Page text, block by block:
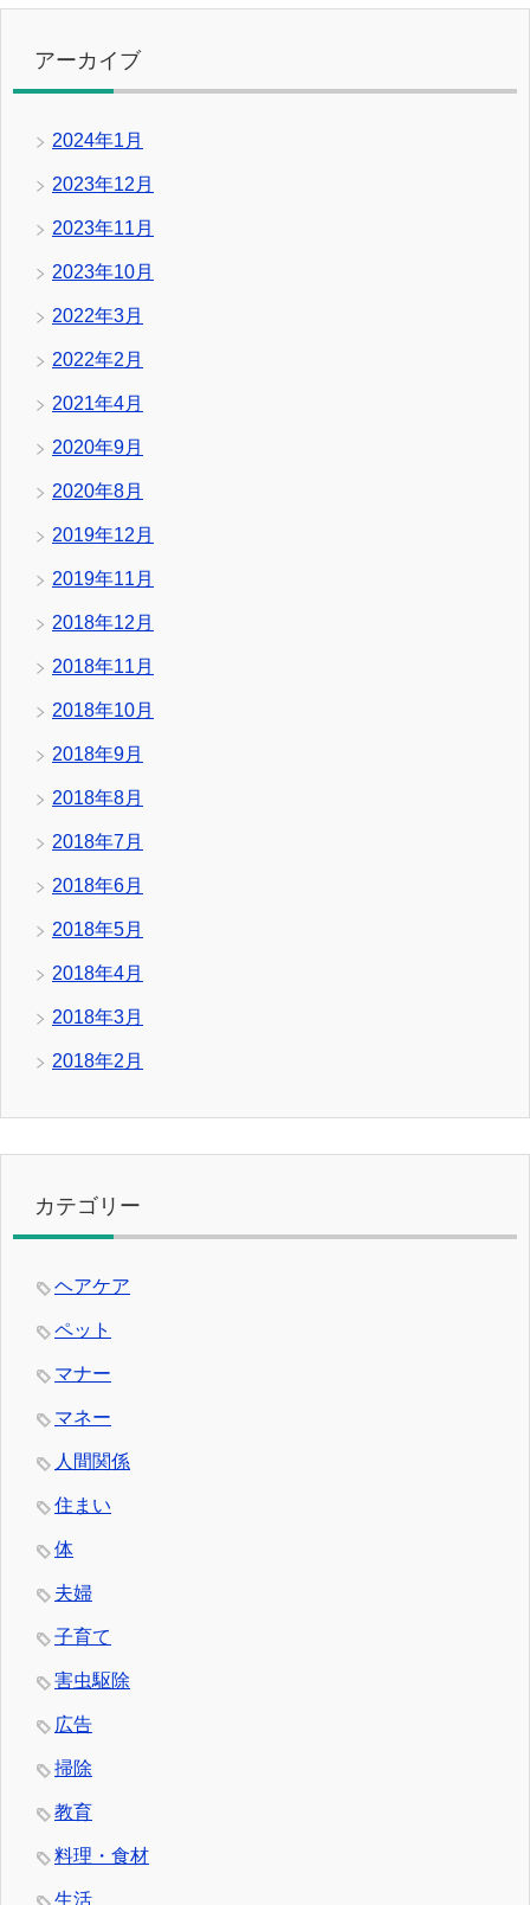
アーカイブ
2024年1月
2023年12月
2023年11月
2023年10月
2022年3月
2022年2月
2021年4月
2020年9月
2020年8月
2019年12月
2019年11月
2018年12月
2018年11月
2018年10月
2018年9月
2018年8月
2018年7月
2018年6月
2018年5月
2018年4月
2018年3月
2018年2月
カテゴリー
ヘアケア
ペット
マナー
マネー
人間関係
住まい
体
夫婦
子育て
害虫駆除
広告
掃除
教育
料理・食材
生活